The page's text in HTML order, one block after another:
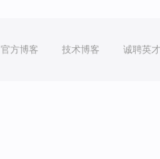
官方博客 技术博客 诚聘英才